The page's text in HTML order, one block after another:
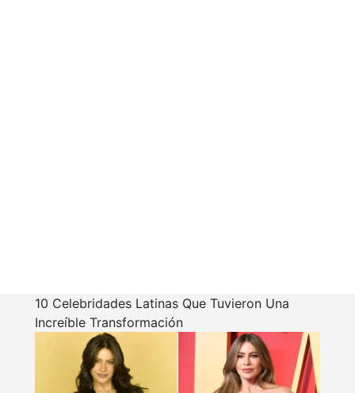
10 Celebridades Latinas Que Tuvieron Una
Increíble Transformación